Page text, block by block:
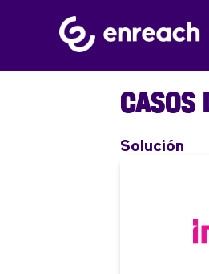
CASOS
Solución